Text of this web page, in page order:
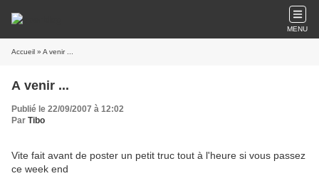
MENU
Accueil » A venir ...
A venir ...
Publié le 22/09/2007 à 12:02
Par Tibo
Vite fait avant de poster un petit truc tout à l'heure si vous passez
ce week end